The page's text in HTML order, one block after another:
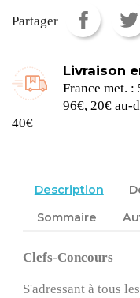
Partager
Livraison
France met.
96€, 20€ au-
40€
Description
Sommaire
Clefs-Concours
S'adressant à tous